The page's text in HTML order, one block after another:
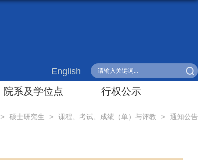
English
院系及学位点 行权公示
> 硕士研究生 > 课程、考试、成绩（单）与评教 > 通知公告